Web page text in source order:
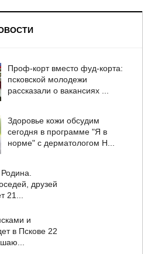
Проф-корт вместо фуд-корта:
псковской молодежи
рассказали о вакансиях ...
Здоровье кожи обсудим
сегодня в программе "Я в
норме" с дерматологом Н...
друзей
21...
и
в Пскове 22